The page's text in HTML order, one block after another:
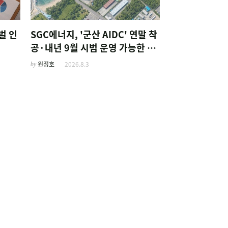
인
SGC에너지, '군산 AIDC' 연말 착
공·내년 9월 시범 운영 가능한 이
유
by원정호 2026.8.3